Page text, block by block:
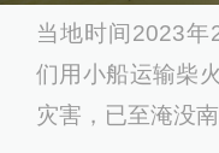
当地时间2023年
们用小船运输柴
灾害，已至淹没